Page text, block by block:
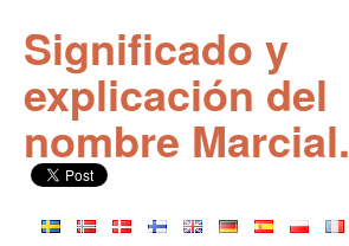
Significado y
explicación del
nombre Marcial.